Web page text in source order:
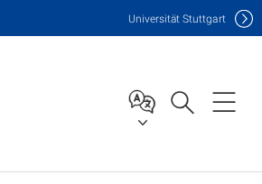
Universität Stuttgart